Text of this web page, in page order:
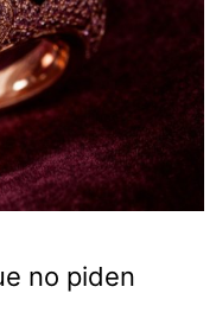
no piden